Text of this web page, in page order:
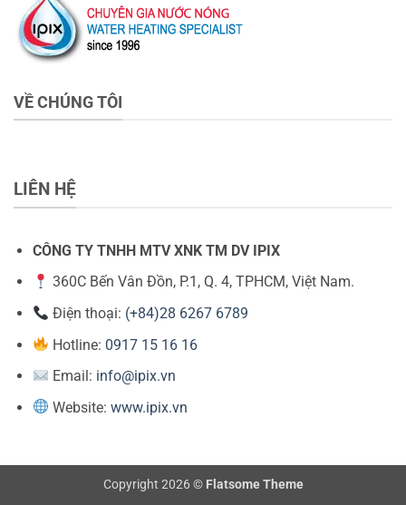
VỀ CHÚNG TÔI
LIÊN HỆ
CÔNG TY TNHH MTV XNK TM DV IPIX
360C Bến Vân Đồn, P.1, Q. 4, TPHCM, Việt Nam.
Điện thoại: (+84)28 6267 6789
Hotline: 0917 15 16 16
Email: info@ipix.vn
Website:www.ipix.vn
Copyright 2026 © Flatsome Theme